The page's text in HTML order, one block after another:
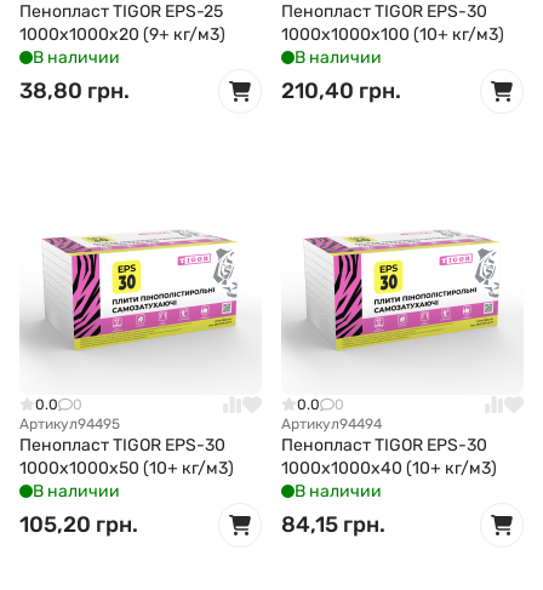
Пенопласт TIGOR EPS-25
1000x1000x20 (9+ кг/м3)
В наличии
38,80 грн.
Пенопласт TIGOR EPS-30
1000x1000x100 (10+ кг/м3)
В наличии
210,40 грн.
0.0
0
Артикул94495
Пенопласт TIGOR EPS-30
1000x1000x50 (10+ кг/м3)
В наличии
105,20 грн.
0.0
0
Артикул94494
Пенопласт TIGOR EPS-30
1000x1000x40 (10+ кг/м3)
В наличии
84,15 грн.